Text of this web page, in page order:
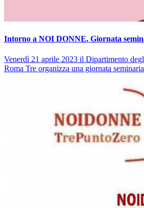
Intorno a NOI DONNE. Giornata
Venerdì 21 aprile 2023 il Dipartimento
Roma Tre organizza una giornata